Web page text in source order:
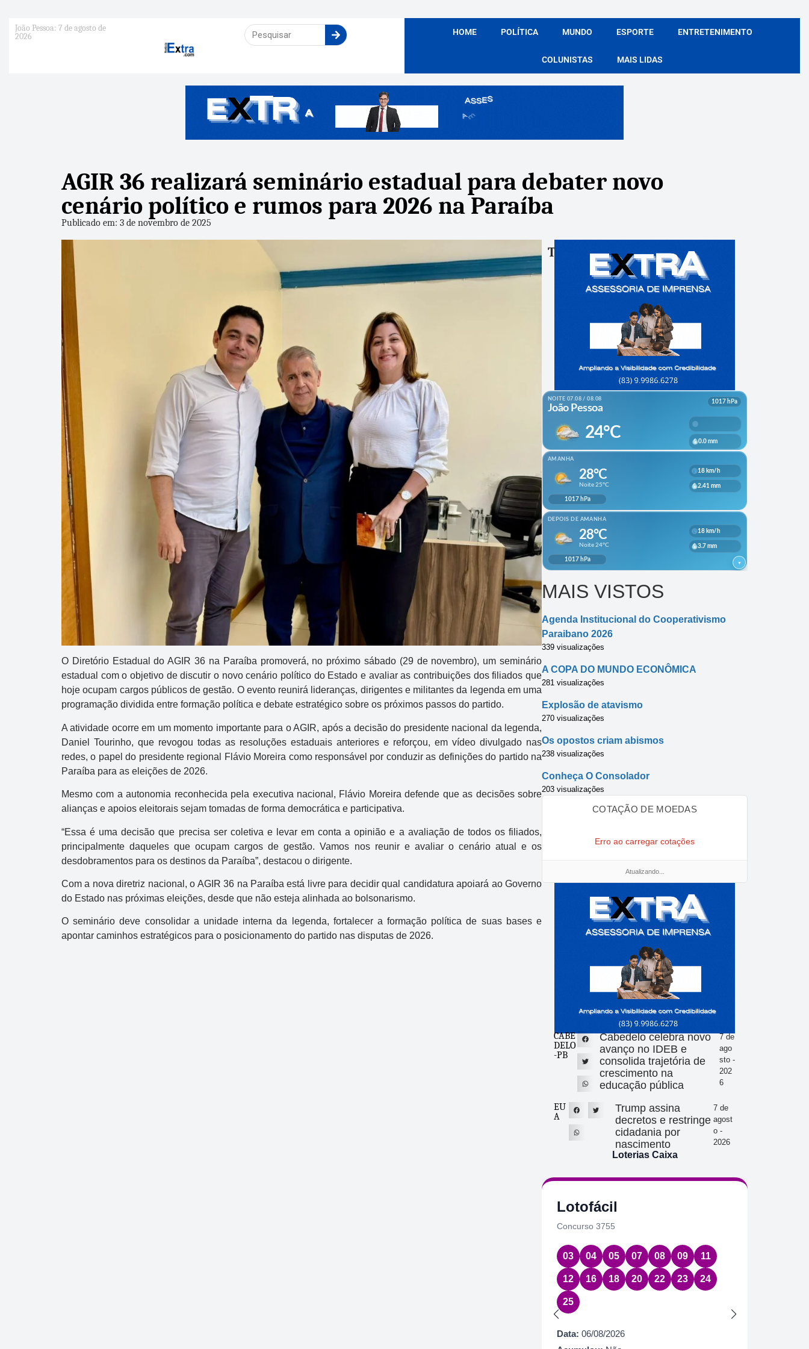
João Pessoa: 7 de agosto de
2026
HOME POLÍTICA MUNDO ESPORTE ENTRETENIMENTO
COLUNISTAS MAIS LIDAS
AGIR 36 realizará seminário estadual para debater novo
cenário político e rumos para 2026 na Paraíba
Publicado em: 3 de novembro de 2025
O Diretório Estadual do AGIR 36 na Paraíba promoverá, no próximo sábado (29 de novembro), um seminário
estadual com o objetivo de discutir o novo cenário político do Estado e avaliar as contribuições dos filiados que
hoje ocupam cargos públicos de gestão. O evento reunirá lideranças, dirigentes e militantes da legenda em uma
programação dividida entre formação política e debate estratégico sobre os próximos passos do partido.
A atividade ocorre em um momento importante para o AGIR, após a decisão do presidente nacional da legenda,
Daniel Tourinho, que revogou todas as resoluções estaduais anteriores e reforçou, em vídeo divulgado nas
redes, o papel do presidente regional Flávio Moreira como responsável por conduzir as definições do partido na
Paraíba para as eleições de 2026.
Mesmo com a autonomia reconhecida pela executiva nacional, Flávio Moreira defende que as decisões sobre
alianças e apoios eleitorais sejam tomadas de forma democrática e participativa.
“Essa é uma decisão que precisa ser coletiva e levar em conta a opinião e a avaliação de todos os filiados,
principalmente daqueles que ocupam cargos de gestão. Vamos nos reunir e avaliar o cenário atual e os
desdobramentos para os destinos da Paraíba”, destacou o dirigente.
Com a nova diretriz nacional, o AGIR 36 na Paraíba está livre para decidir qual candidatura apoiará ao Governo
do Estado nas próximas eleições, desde que não esteja alinhada ao bolsonarismo.
O seminário deve consolidar a unidade interna da legenda, fortalecer a formação política de suas bases e
apontar caminhos estratégicos para o posicionamento do partido nas disputas de 2026.
Tags:Compartile:
MAIS VISTOS
Agenda Institucional do Cooperativismo
Paraibano 2026
339 visualizações
A COPA DO MUNDO ECONÔMICA
281 visualizações
Explosão de atavismo
270 visualizações
Os opostos criam abismos
238 visualizações
Conheça O Consolador
203 visualizações
COTAÇÃO DE MOEDAS
Erro ao carregar cotações
Atualizando...
CABE
DELO
-PB
Cabedelo celebra novo
avanço no IDEB e
consolida trajetória de
crescimento na
educação pública
7 de
ago
sto -
202
6
EU
A
Trump assina
decretos e restringe
cidadania por
nascimento
7 de
agost
o -
2026
Loterias Caixa
Lotofácil
Concurso 3755
03 04 05 07 08 09 11
12 16 18 20 22 23 24
25
Data: 06/08/2026